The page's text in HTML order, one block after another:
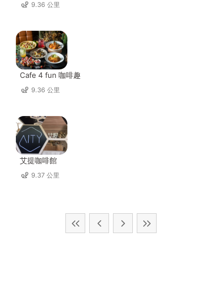
9.36 公里
Cafe 4 fun 咖啡趣
9.36 公里
艾提咖啡館
9.37 公里